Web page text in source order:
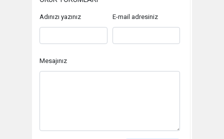
Adınızı yazınız E-mail adresiniz
Mesajınız